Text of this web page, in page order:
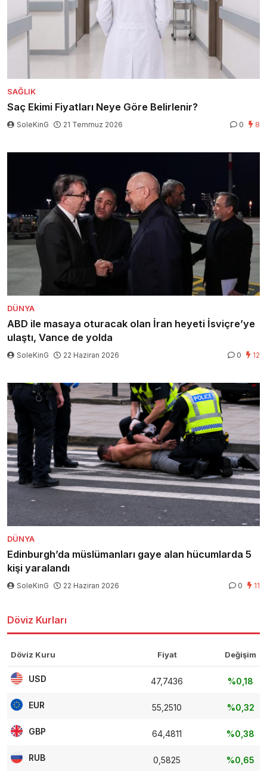
SAĞLIK
Saç Ekimi Fiyatları Neye Göre Belirlenir?
SoleKinG 21 Temmuz 2026 0 8
DÜNYA
ABD ile masaya oturacak olan İran heyeti İsviçre’ye
ulaştı, Vance de yolda
SoleKinG 22 Haziran 2026 0 12
DÜNYA
Edinburgh’da müslümanları gaye alan hücumlarda 5
kişi yaralandı
SoleKinG 22 Haziran 2026 0 11
Döviz Kurları
Döviz Kuru Fiyat Değişim
USD 47,7436 %0,18
EUR 55,2510 %0,32
GBP 64,4811 %0,38
RUB 0,5825 %0,65